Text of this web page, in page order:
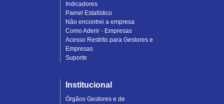
Indicadores
Painel Estatístico
Não encontrei a empresa
Como Aderir - Empresas
Acesso Restrito para Gestores e
Empresas
Suporte
Institucional
Órgãos Gestores e de